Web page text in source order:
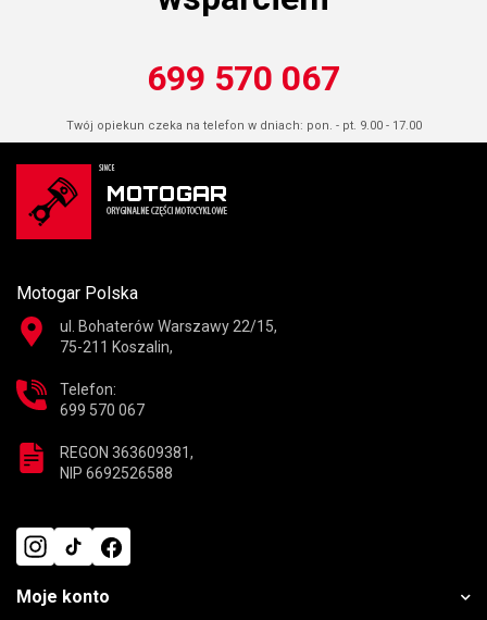
699 570 067
Twój opiekun czeka na telefon w dniach: pon. - pt. 9.00 - 17.00
Motogar Polska
ul. Bohaterów Warszawy 22/15,
75-211 Koszalin,
Telefon:
699 570 067
REGON 363609381,
NIP 6692526588
Moje konto